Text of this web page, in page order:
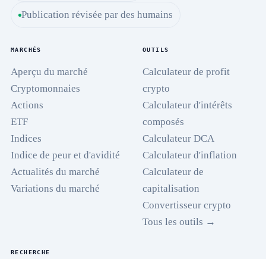
Publication révisée par des humains
MARCHÉS
Aperçu du marché
Cryptomonnaies
Actions
ETF
Indices
Indice de peur et d'avidité
Actualités du marché
Variations du marché
OUTILS
Calculateur de profit
crypto
Calculateur d'intérêts
composés
Calculateur DCA
Calculateur d'inflation
Calculateur de
capitalisation
Convertisseur crypto
Tous les outils →
RECHERCHE